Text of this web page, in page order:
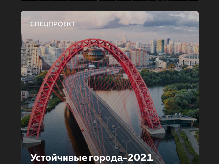
СПЕЦПРОЕКТ
Устойчивые города-2021